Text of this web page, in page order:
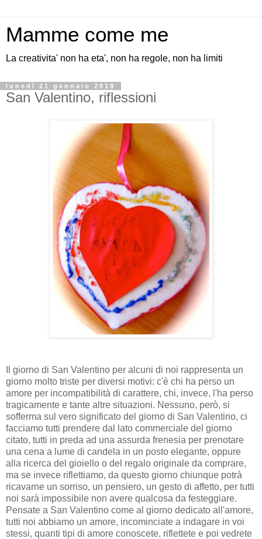
Mamme come me
La creativita' non ha eta', non ha regole, non ha limiti
lunedì 21 gennaio 2019
San Valentino, riflessioni
Il giorno di San Valentino per alcuni di noi rappresenta un
giorno molto triste per diversi motivi: c'è chi ha perso un
amore per incompatibilità di carattere, chi, invece, l'ha perso
tragicamente e tante altre situazioni. Nessuno, però, si
sofferma sul vero significato del giorno di San Valentino, ci
facciamo tutti prendere dal lato commerciale del giorno
citato, tutti in preda ad una assurda frenesia per prenotare
una cena a lume di candela in un posto elegante, oppure
alla ricerca del gioiello o del regalo originale da comprare,
ma se invece riflettiamo, da questo giorno chiunque potrà
ricavarne un sorriso, un pensiero, un gesto di affetto, per tutti
noi sarà impossibile non avere qualcosa da festeggiare.
Pensate a San Valentino come al giorno dedicato all'amore,
tutti noi abbiamo un amore, incominciate a indagare in voi
stessi, quanti tipi di amore conoscete, riflettete e poi vedrete